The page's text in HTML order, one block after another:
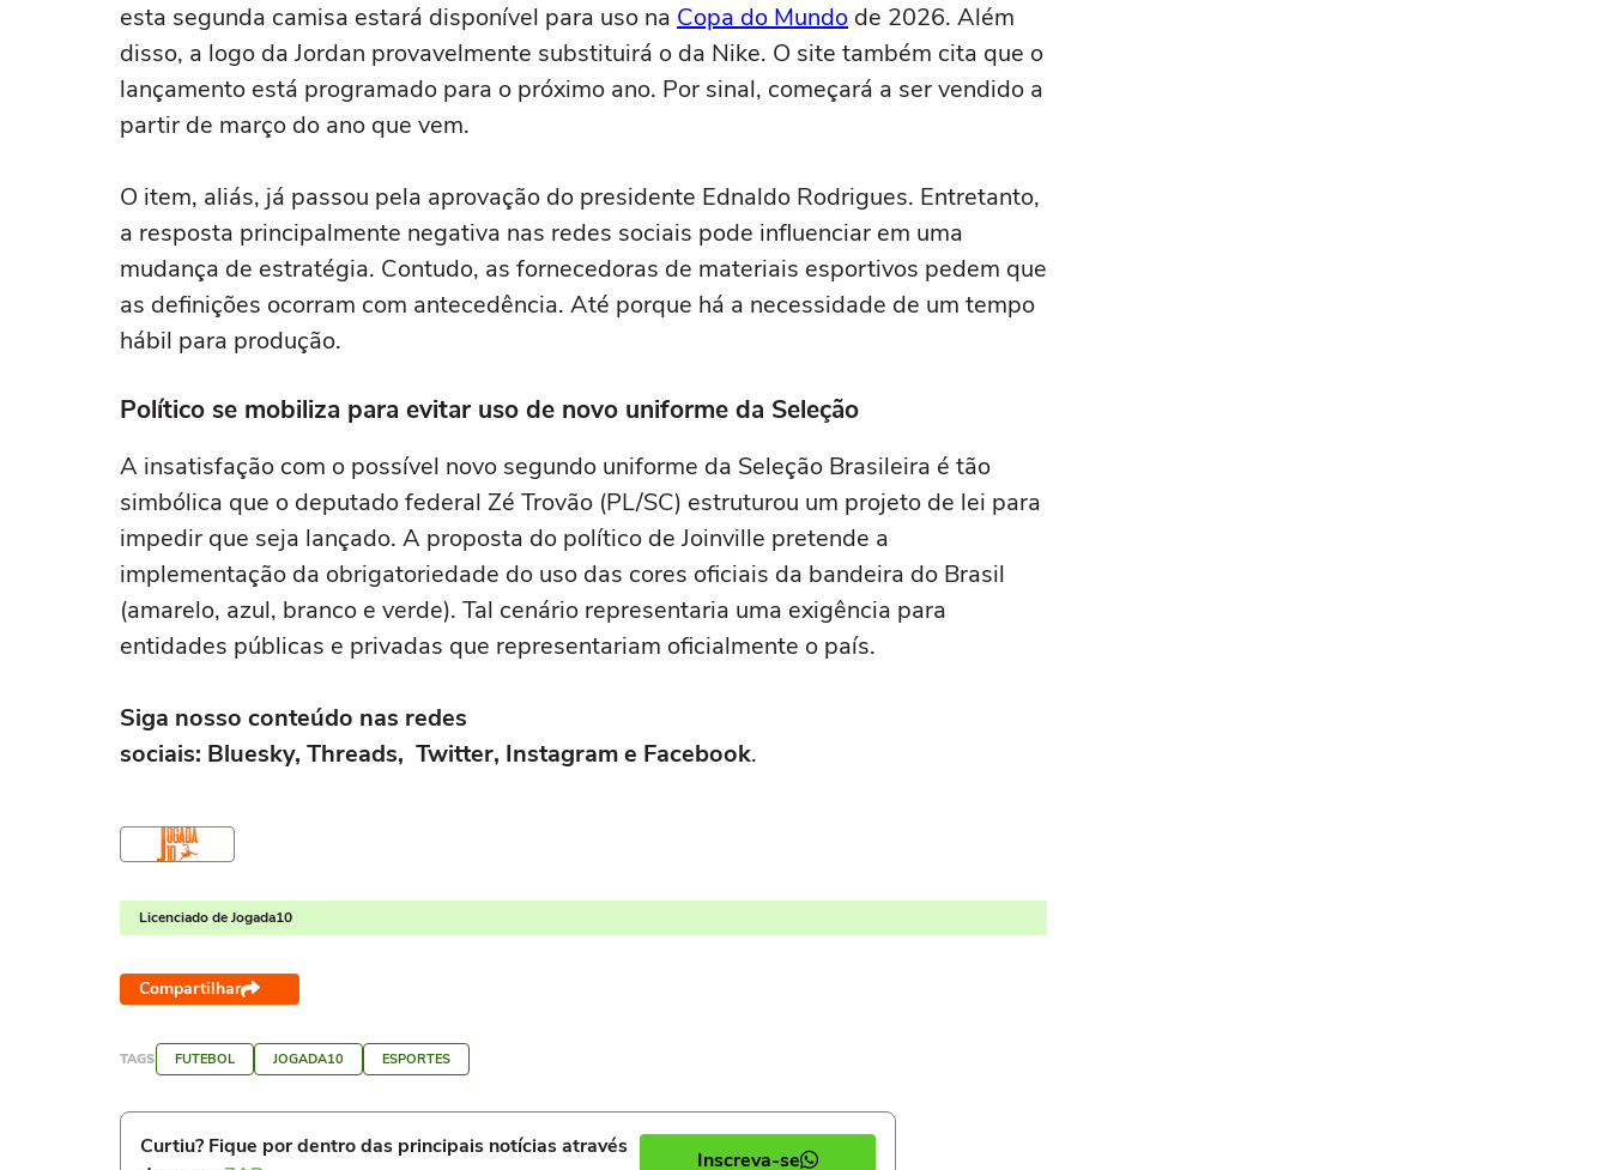
esta segunda camisa estará disponível para uso na Copa do Mundo de 2026. Além
disso, a logo da Jordan provavelmente substituirá o da Nike. O site também cita que o
lançamento está programado para o próximo ano. Por sinal, começará a ser vendido a
partir de março do ano que vem.
O item, aliás, já passou pela aprovação do presidente Ednaldo Rodrigues. Entretanto,
a resposta principalmente negativa nas redes sociais pode influenciar em uma
mudança de estratégia. Contudo, as fornecedoras de materiais esportivos pedem que
as definições ocorram com antecedência. Até porque há a necessidade de um tempo
hábil para produção.
Político se mobiliza para evitar uso de novo uniforme da Seleção
A insatisfação com o possível novo segundo uniforme da Seleção Brasileira é tão
simbólica que o deputado federal Zé Trovão (PL/SC) estruturou um projeto de lei para
impedir que seja lançado. A proposta do político de Joinville pretende a
implementação da obrigatoriedade do uso das cores oficiais da bandeira do Brasil
(amarelo, azul, branco e verde). Tal cenário representaria uma exigência para
entidades públicas e privadas que representariam oficialmente o país.
Siga nosso conteúdo nas redes
sociais: Bluesky, Threads, Twitter, Instagrame Facebook.
Licenciado de Jogada10
Compartilhar
TAGS FUTEBOL JOGADA10 ESPORTES
Curtiu? Fique por dentro das principais notícias através
Inscreva-se